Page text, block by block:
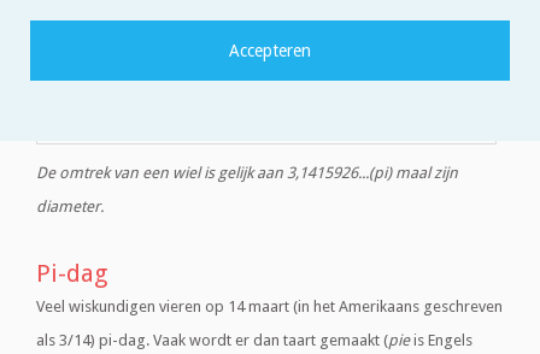
De omtrek van een wiel is gelijk aan 3,1415926...(pi) maal zijn
diameter.
Pi-dag
Veel wiskundigen vieren op 14 maart (in het Amerikaans geschreven
als 3/14) pi-dag. Vaak wordt er dan taart gemaakt (pieis Engels